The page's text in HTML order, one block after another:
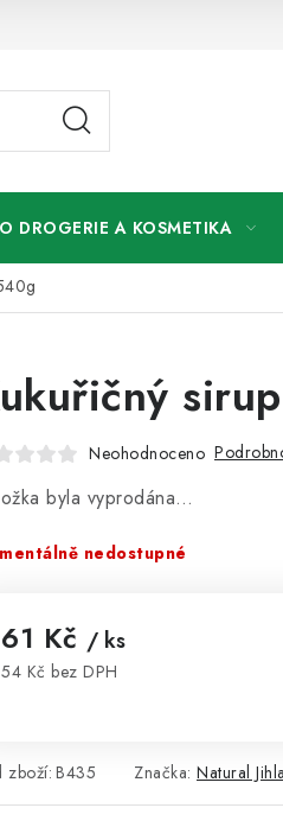
DROGERIE A KOSMETIKA
Neohodnoceno
byla vyprodána…
nedostupné
61 Kč / ks
54 Kč bez DPH
zboží:B435 Značka: Natural